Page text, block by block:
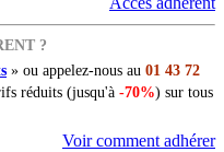
?
» ou appelez-nous au 01 43 72
réduits (jusqu'à -70%) sur tous
Voir comment adhérer